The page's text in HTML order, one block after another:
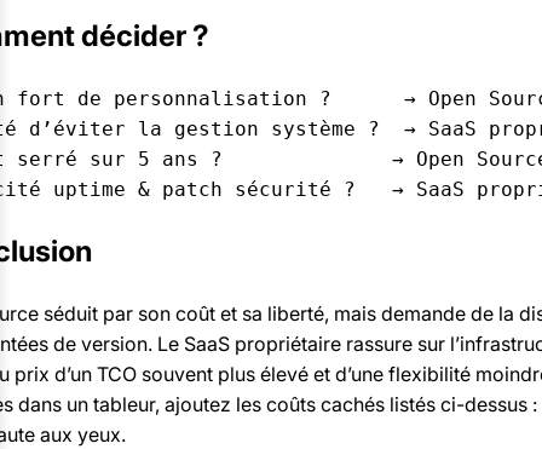
décider ?
fort de personnalisation ?      → Open
d’éviter la gestion système ?  → SaaS
serré sur 5 ans ?              → Open
séduit par son coût et sa liberté, mais demande de la
de version. Le SaaS propriétaire rassure sur
prix d’un TCO souvent plus élevé et d’une flexibilité
dans un tableur, ajoutez les coûts cachés listés ci-dessus :
aux yeux.